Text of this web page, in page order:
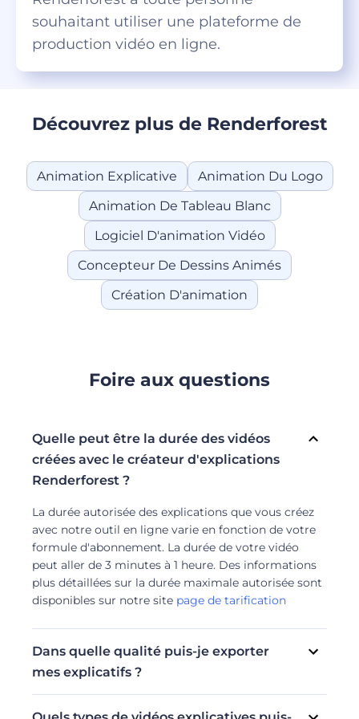
souhaitant utiliser une plateforme de
production vidéo en ligne.
Découvrez plus de Renderforest
Animation Explicative
Animation Du Logo
Animation De Tableau Blanc
Logiciel D'animation Vidéo
Concepteur De Dessins Animés
Création D'animation
Foire aux questions
Quelle peut être la durée des vidéos
créées avec le créateur d'explications
Renderforest ?
La durée autorisée des explications que vous créez
avec notre outil en ligne varie en fonction de votre
formule d'abonnement. La durée de votre vidéo
peut aller de 3 minutes à 1 heure. Des informations
plus détaillées sur la durée maximale autorisée sont
disponibles sur notre site page de tarification
Dans quelle qualité puis-je exporter
mes explicatifs ?
Dans ce cas également, la qualité de votre
exportation dépendra de votre plan d'abonnement.